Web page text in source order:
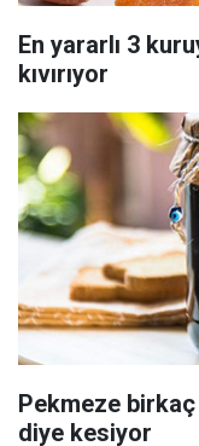
En yararlı 3
kıvırıyor
Pekmeze
diye kesiyor